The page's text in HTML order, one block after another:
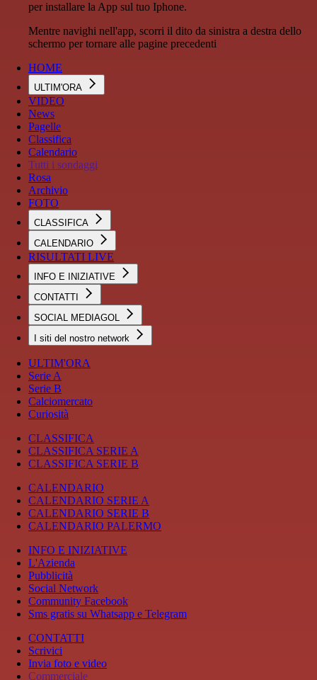
per installare la App sul tuo Iphone.
Mentre navighi nell'app, scorri il dito da sinistra a destra dello
schermo per tornare alle pagine precedenti
HOME
ULTIM'ORA
VIDEO
News
Pagelle
Classifica
Calendario
Tutti i sondaggi
Rosa
Archivio
FOTO
CLASSIFICA
CALENDARIO
RISULTATI LIVE
INFO E INIZIATIVE
CONTATTI
SOCIAL MEDIAGOL
I siti del nostro network
ULTIM'ORA
Serie A
Serie B
Calciomercato
Curiosità
CLASSIFICA
CLASSIFICA SERIE A
CLASSIFICA SERIE B
CALENDARIO
CALENDARIO SERIE A
CALENDARIO SERIE B
CALENDARIO PALERMO
INFO E INIZIATIVE
L'Azienda
Pubblicità
Social Network
Community Facebook
Sms gratis su Whatsapp e Telegram
CONTATTI
Scrivici
Invia foto e video
Commerciale